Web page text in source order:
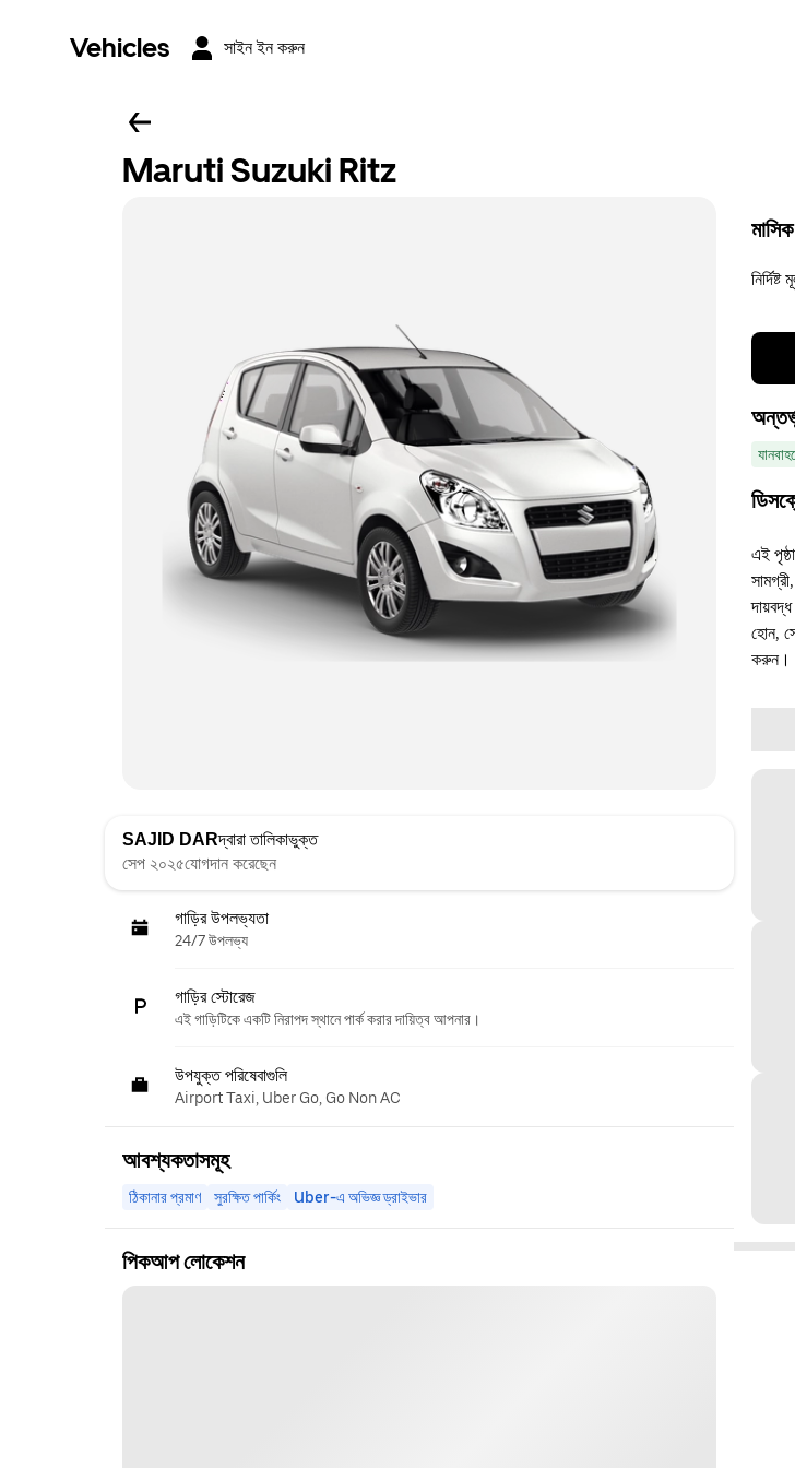
Vehicles সাইন ইন করুন
Maruti Suzuki Ritz
SAJID DARদ্বারা তালিকাভুক্ত
সেপ ২০২৫যোগদান করেছেন
গাড়ির উপলভ্যতা
24/7 উপলভ্য
গাড়ির স্টোরেজ
এই গাড়িটিকে একটি নিরাপদ স্থানে পার্ক করার দায়িত্ব আপনার।
উপযুক্ত পরিষেবাগুলি
Airport Taxi, Uber Go, Go Non AC
আবশ্যকতাসমূহ
ঠিকানার প্রমাণ সুরক্ষিত পার্কিং Uber-এ অভিজ্ঞ ড্রাইভার
পিকআপ লোকেশন
এই
হোন,
করুন।